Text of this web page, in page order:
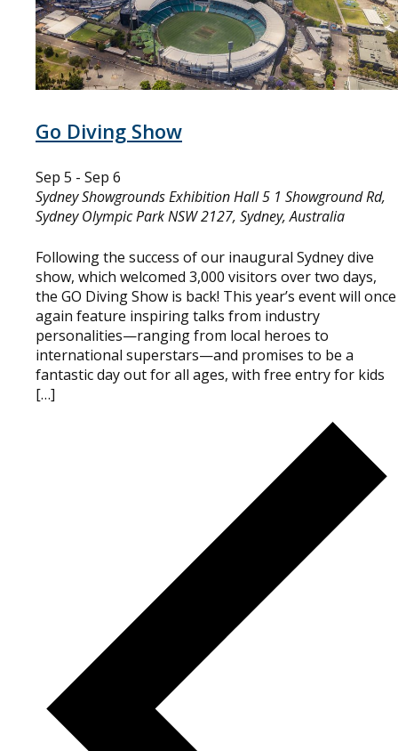
Go Diving Show
Sep 5 - Sep 6
Sydney Showgrounds Exhibition Hall 5 1 Showground Rd,
Sydney Olympic Park NSW 2127, Sydney, Australia
Following the success of our inaugural Sydney dive
show, which welcomed 3,000 visitors over two days,
the GO Diving Show is back! This year’s event will once
again feature inspiring talks from industry
personalities—ranging from local heroes to
international superstars—and promises to be a
fantastic day out for all ages, with free entry for kids
[…]